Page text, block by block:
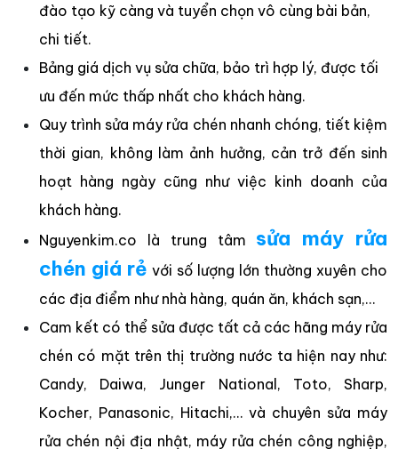
đào tạo kỹ càng và tuyển chọn vô cùng bài bản,
chi tiết.
Bảng giá dịch vụ sửa chữa, bảo trì hợp lý, được tối
ưu đến mức thấp nhất cho khách hàng.
Quy trình sửa máy rửa chén nhanh chóng, tiết kiệm
thời gian, không làm ảnh hưởng, cản trở đến sinh
hoạt hàng ngày cũng như việc kinh doanh của
khách hàng.
Nguyenkim.co là trung tâm sửa máy rửa
chén giá rẻ với số lượng lớn thường xuyên cho
các địa điểm như nhà hàng, quán ăn, khách sạn,…
Cam kết có thể sửa được tất cả các hãng máy rửa
chén có mặt trên thị trường nước ta hiện nay như:
Candy, Daiwa, Junger National, Toto, Sharp,
Kocher, Panasonic, Hitachi,… và chuyên sửa máy
rửa chén nội địa nhật, máy rửa chén công nghiệp,